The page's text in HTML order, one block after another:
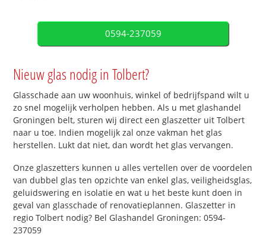
0594-237059
Nieuw glas nodig in Tolbert?
Glasschade aan uw woonhuis, winkel of bedrijfspand wilt u
zo snel mogelijk verholpen hebben. Als u met glashandel
Groningen belt, sturen wij direct een glaszetter uit Tolbert
naar u toe. Indien mogelijk zal onze vakman het glas
herstellen. Lukt dat niet, dan wordt het glas vervangen.
Onze glaszetters kunnen u alles vertellen over de voordelen
van dubbel glas ten opzichte van enkel glas, veiligheidsglas,
geluidswering en isolatie en wat u het beste kunt doen in
geval van glasschade of renovatieplannen. Glaszetter in
regio Tolbert nodig? Bel Glashandel Groningen: 0594-
237059